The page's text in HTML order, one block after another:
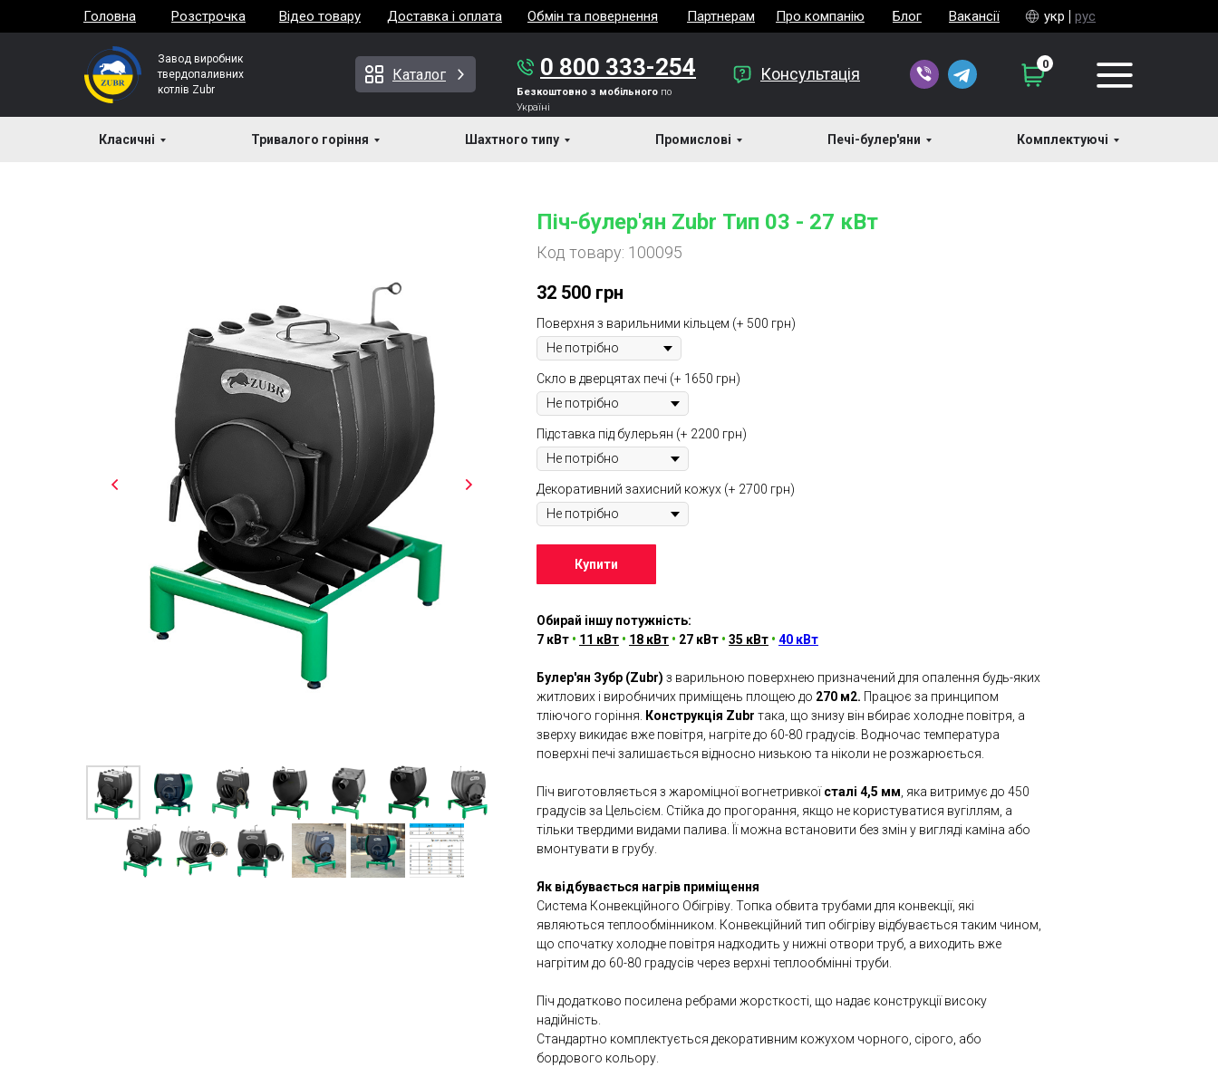
Розстрочка Відео товару Доставка і оплата Обмін та повернення Партнерам Про компанію укр рус
Головна Блог Вакансії
Завод виробник
твердопаливних
котлів Zubr
0
Каталог 0 800 333-254
Безкоштовно з мобільного по
Україні
Консультація
Класичні Тривалого горіння Шахтного типу Промислові Печі-булер'яни Комплектуючі
→ Каталог Печі Zubr → Булер'яни Zubr Піч-булер'ян Zubr Тип 03 - 27 кВт
Піч-булер'ян Zubr Тип 03 - 27 кВт
Код товару: 100095
32 500 грн
Поверхня з варильними кільцем (+ 500 грн)
Скло в дверцятах печі (+ 1650 грн)
Підставка під булерьян (+ 2200 грн)
Декоративний захисний кожух (+ 2700 грн)
Купити
Обирай іншу потужність:
7 кВт • 11 кВт • 18 кВт • 27 кВт • 35 кВт • 40 кВт
Булер'ян Зубр (Zubr) з варильною поверхнею призначений для опалення будь-яких
житлових і виробничих приміщень площею до 270 м2. Працює за принципом
тліючого горіння. Конструкція Zubr така, що знизу він вбирає холодне повітря, а
зверху викидає вже повітря, нагріте до 60-80 градусів. Водночас температура
поверхні печі залишається відносно низькою та ніколи не розжарюється.
Піч виготовляється з жароміцної вогнетривкоїсталі 4,5 мм, яка витримує до 450
градусів за Цельсієм. Стійка до прогорання, якщо не користуватися вугіллям, а
тільки твердими видами палива. Її можна встановити без змін у вигляді каміна або
вмонтувати в грубу.
Як відбувається нагрів приміщення
Система Конвекційного Обігріву. Топка обвита трубами для конвекції, які
являються теплообмінником. Конвекційний тип обігріву відбувається таким чином,
що спочатку холодне повітря надходить у нижні отвори труб, а виходить вже
нагрітим до 60-80 градусів через верхні теплообмінні труби.
Піч додатково посилена ребрами жорсткості, що надає конструкції високу
надійність.
Стандартно комплектується декоративним кожухом чорного, сірого, або
бордового кольору.